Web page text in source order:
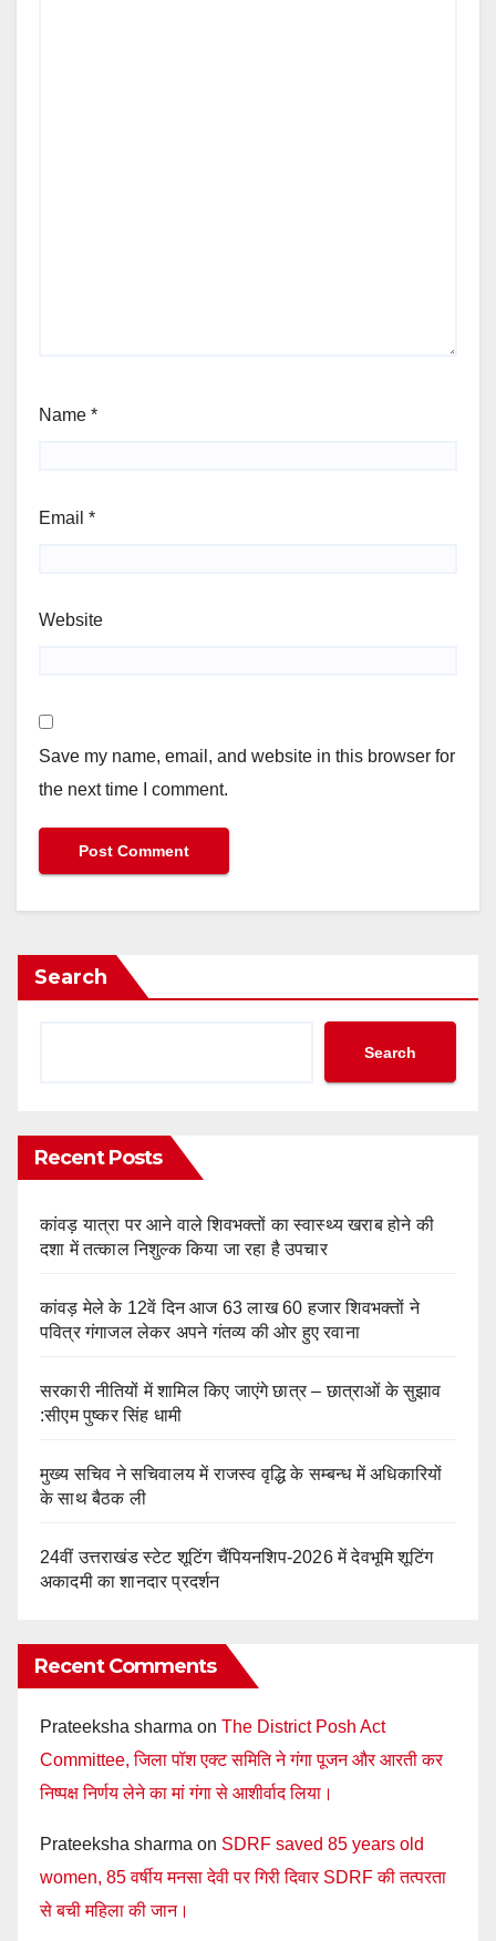
Name *
Email *
Website
Save my name, email, and website in this browser for
the next time I comment.
Search
Search
Recent Posts
कांवड़ यात्रा पर आने वाले शिवभक्तों का स्वास्थ्य खराब होने की
दशा में तत्काल निशुल्क किया जा रहा है उपचार
कांवड़ मेले के 12वें दिन आज 63 लाख 60 हजार शिवभक्तों ने
पवित्र गंगाजल लेकर अपने गंतव्य की ओर हुए रवाना
सरकारी नीतियों में शामिल किए जाएंगे छात्र – छात्राओं के सुझाव
:सीएम पुष्कर सिंह धामी
मुख्य सचिव ने सचिवालय में राजस्व वृद्धि के सम्बन्ध में अधिकारियों
के साथ बैठक ली
24वीं उत्तराखंड स्टेट शूटिंग चैंपियनशिप-2026 में देवभूमि शूटिंग
अकादमी का शानदार प्रदर्शन
Recent Comments
Prateeksha sharma on The District Posh Act
Committee, जिला पॉश एक्ट समिति ने गंगा पूजन और आरती कर
निष्पक्ष निर्णय लेने का मां गंगा से आशीर्वाद लिया।
Prateeksha sharma on SDRF saved 85 years old
women, 85 वर्षीय मनसा देवी पर गिरी दिवार SDRF की तत्परता
से बची महिला की जान।